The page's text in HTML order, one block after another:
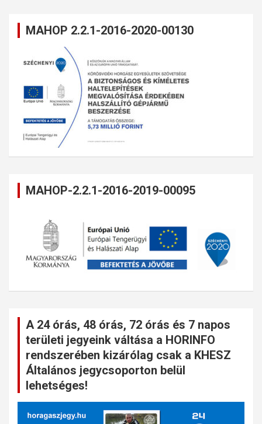
MAHOP 2.2.1-2016-2020-00130
MAHOP-2.2.1-2016-2019-00095
A 24 órás, 48 órás, 72 órás és 7 napos
területi jegyeink váltása a HORINFO
rendszerében kizárólag csak a KHESZ
Általános jegycsoporton belül
lehetséges!